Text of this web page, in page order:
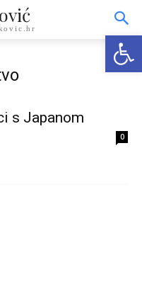
s Japanom
0